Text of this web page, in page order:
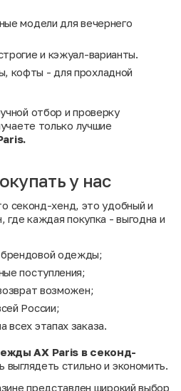
модели для вечернего
и кэжуал-варианты.
кофты - для прохладной
отбор и проверку
только лучшие
у нас
секонд-хенд, это удобный и
где каждая покупка - выгодна и
одежды;
поступления;
возможен;
России;
всех этапах заказа.
AX Paris в секонд-
стильно и экономить.
представлен широкий выбор